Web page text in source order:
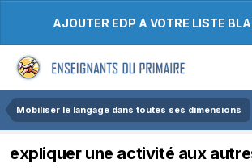
AJOUTER EDP A VOTRE LISTE
Mobiliser le langage dans toutes ses dimensions
expliquer une activité aux